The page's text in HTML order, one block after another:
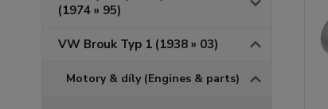
(1974 » 95)
VW Brouk Typ 1 (1938 » 03)
Motory & díly (Engines & parts)